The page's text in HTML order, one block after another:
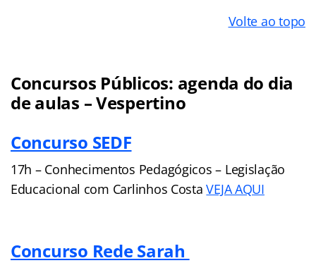
Volte ao topo
Concursos Públicos: agenda do dia
de aulas – Vespertino
Concurso SEDF
17h – Conhecimentos Pedagógicos – Legislação
Educacional com Carlinhos CostaVEJA AQUI
Concurso Rede Sarah